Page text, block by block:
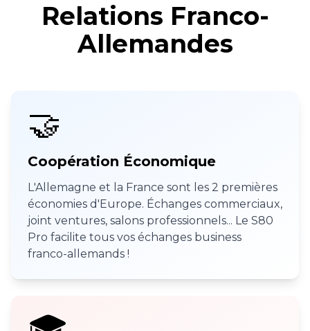
Relations Franco-
Allemandes
🤝
Coopération Économique
L'Allemagne et la France sont les 2 premières
économies d'Europe. Échanges commerciaux,
joint ventures, salons professionnels... Le S80
Pro facilite tous vos échanges business
franco-allemands !